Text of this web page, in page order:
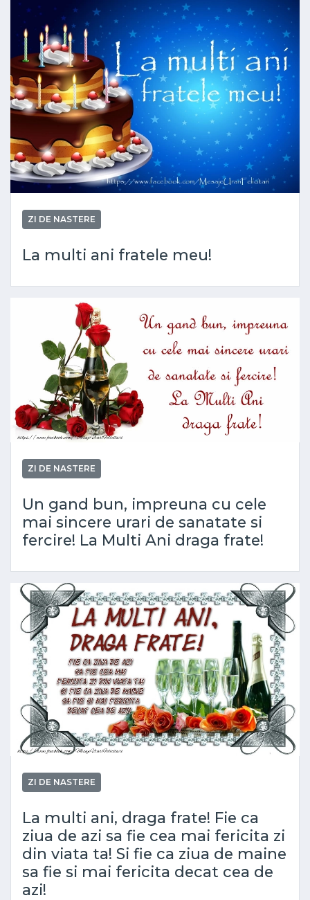
ZI DE NASTERE
La multi ani fratele meu!
ZI DE NASTERE
Un gand bun, impreuna cu cele
mai sincere urari de sanatate si
fercire! La Multi Ani draga frate!
ZI DE NASTERE
La multi ani, draga frate! Fie ca
ziua de azi sa fie cea mai fericita zi
din viata ta! Si fie ca ziua de maine
sa fie si mai fericita decat cea de
azi!